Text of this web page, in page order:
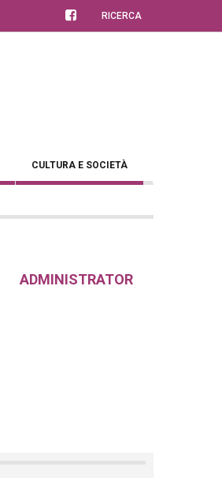
RICERCA
CULTURA E SOCIETÀ
ADMINISTRATOR